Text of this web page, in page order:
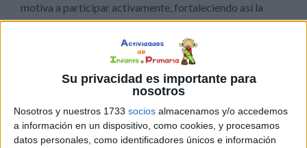
Su privacidad es importante para
nosotros
Nosotros y nuestros 1733 socios almacenamos y/o accedemos
a información en un dispositivo, como cookies, y procesamos
datos personales, como identificadores únicos e información
motiva a participar activamente, fortaleciendo así la
relación educativa.
La combinación de movimientos físicos coordinados con
rimas exige que los niños presten atención y se
concentren. Este enfoque dual mejora sus habilidades
para mantener la atención, una destreza valiosa en el
proceso de aprendizaje.